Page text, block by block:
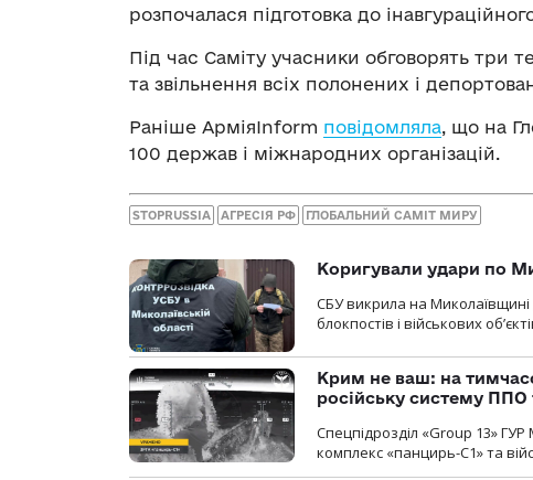
розпочалася підготовка до
Під час Саміту учасники обговорять три
та звільнення всіх полонених і
Раніше АрміяInform повідомляла, що на
100 держав і міжнародних організацій.
STOPRUSSIA АГРЕСІЯ РФ ГЛОБАЛЬНИЙ САМІТ МИРУ
Коригували удари по
СБУ викрила на Миколаївщині
блокпостів і військових
Крим не ваш: на
російську систему ППО
Спецпідрозділ «Group 13»
комплекс «панцирь-С1» та